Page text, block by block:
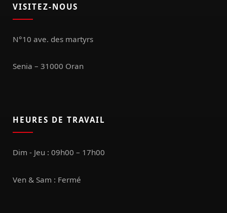
VISITEZ-NOUS
N°10 ave. des martyrs
Senia – 31000 Oran
HEURES DE TRAVAIL
Dim - Jeu : 09h00 – 17h00
Ven & Sam : Fermé